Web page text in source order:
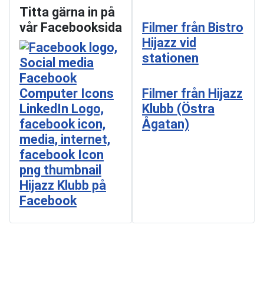
Titta gärna in på
vår Facebooksida
Hijazz Klubb på
Facebook
Filmer från Bistro
Hijazz vid
stationen
Filmer från Hijazz
Klubb (Östra
Ågatan)